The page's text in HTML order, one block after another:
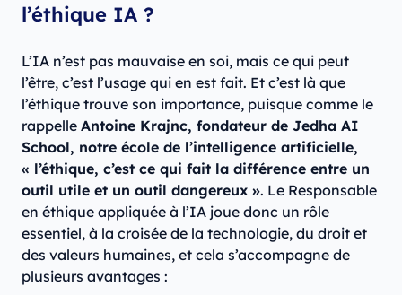
l’éthique IA ?
L’IA n’est pas mauvaise en soi, mais ce qui peut
l’être, c’est l’usage qui en est fait. Et c’est là que
l’éthique trouve son importance, puisque comme le
rappelle Antoine Krajnc, fondateur de Jedha AI
School, notre école de l’intelligence artificielle,
« l’éthique, c’est ce qui fait la différence entre un
outil utile et un outil dangereux ». Le Responsable
en éthique appliquée à l’IA joue donc un rôle
essentiel, à la croisée de la technologie, du droit et
des valeurs humaines, et cela s’accompagne de
plusieurs avantages :